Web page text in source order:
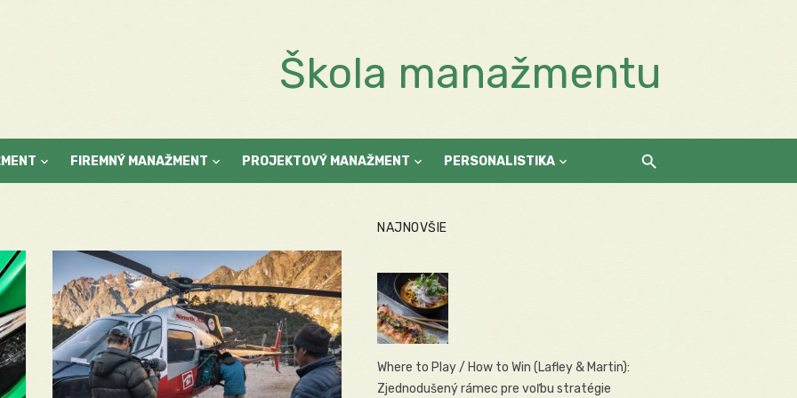
Škola manažmentu
FIREMNÝ MANAŽMENT PROJEKTOVÝ MANAŽMENT PERSONALISTIKA
NAJNOVŠIE
Where to Play / How to Win (Lafley & Martin):
Zjednodušený rámec pre voľbu stratégie